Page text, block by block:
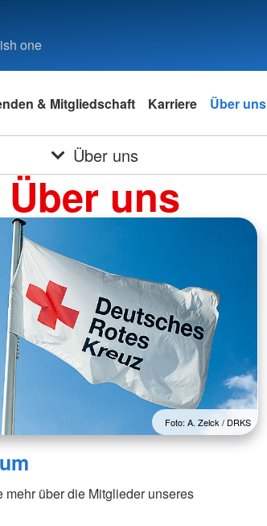
one
& Mitgliedschaft Karriere Über uns
Über uns
Über uns
Foto: A. Zelck / DRKS
mehr über die Mitglieder unseres